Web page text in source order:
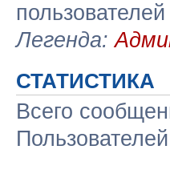
пользователей
Легенда:
СТАТИСТИКА
Всего